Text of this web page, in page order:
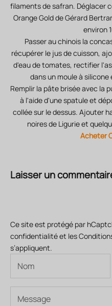
filaments de safran. Déglacer
Orange Goldde Gérard
environ
Passer au chinois la
récupérer le jus de cuisson,
d'eau de tomates, rectifier
dans un moule à
Remplir la pâte brisée avec la
à l'aide d'une spatule et
collée sur le dessus. Ajouter
noires de Ligurie et
Acheter
Laisser un
Ce site est protégé par
confidentialitéet les
s’appliquent.